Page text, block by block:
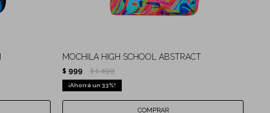
MOCHILA HIGH SCHOOL ABSTRACT
$ 999 $ 1.499
33